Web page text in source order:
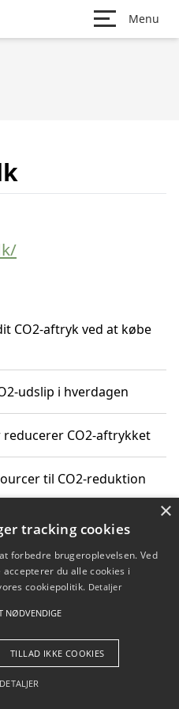
Menu
CO2-aftryk ved at købe
udslip i hverdagen
CO2-aftrykket
til CO2-reduktion
kan reducere CO2-udslip
- Pilanto Aps
Betingelser
×
tracking cookies
forbedre brugeroplevelsen. Ved
du alle cookies i
cookiepolitik. Detaljer
NØDVENDIGE
TILLAD IKKE COOKIES